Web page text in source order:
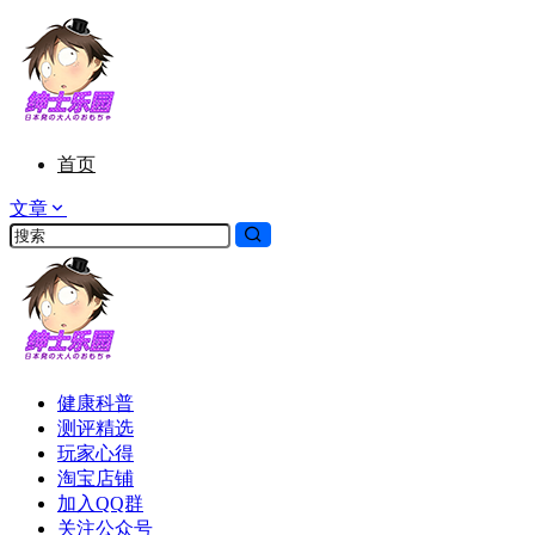
首页
文章
健康科普
测评精选
玩家心得
淘宝店铺
加入QQ群
关注公众号